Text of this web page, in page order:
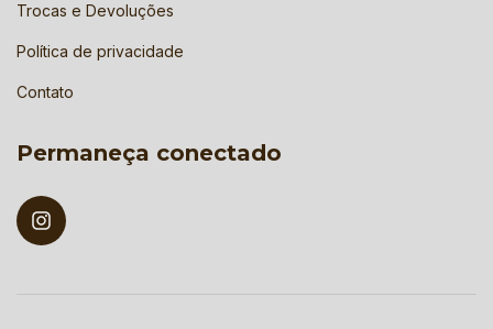
Trocas e Devoluções
Política de privacidade
Contato
Permaneça conectado